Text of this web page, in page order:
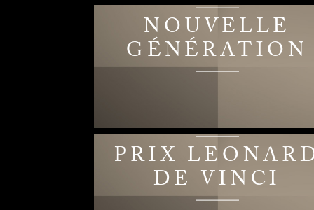
NOUVELLE
GÉNÉRATION
PRIX
DE VINCI